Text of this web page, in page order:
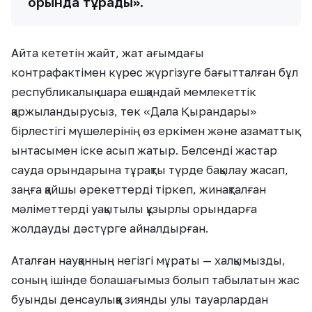
Айта кететін жайт, жат ағымдағы
контрафактімен күрес жүргізуге бағытталған бұл
республикалық шара ешқандай мемлекеттік
қаржыландырусыз, тек «Дала Қырандары»
бірлестігі мүшелерінің өз еркімен және азаматтық
ынтасымен іске асып жатыр. Белсенді жастар
сауда орындарына тұрақты түрде бақылау жасап,
заңға қайшы әрекеттерді тіркеп, жинақталған
мәліметтерді уақытылы құзырлы орындарға
жолдауды дәстүрге айналдырған.
Аталған науқанның негізгі мұраты — халқымызды,
соның ішінде болашағымыз болып табылатын жас
буынды денсаулыққа зиянды улы тауарлардан